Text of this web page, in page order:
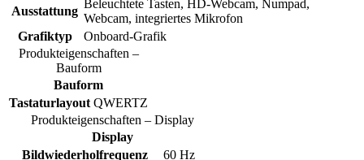
Ausstattung
Beleuchtete Tasten, HD-Webcam, Numpad,
Webcam, integriertes Mikrofon
Grafiktyp
Onboard-Grafik
Produkteigenschaften –
Bauform
Bauform
Tastaturlayout QWERTZ
Produkteigenschaften – Display
Display
Bildwiederholfrequenz
60 Hz